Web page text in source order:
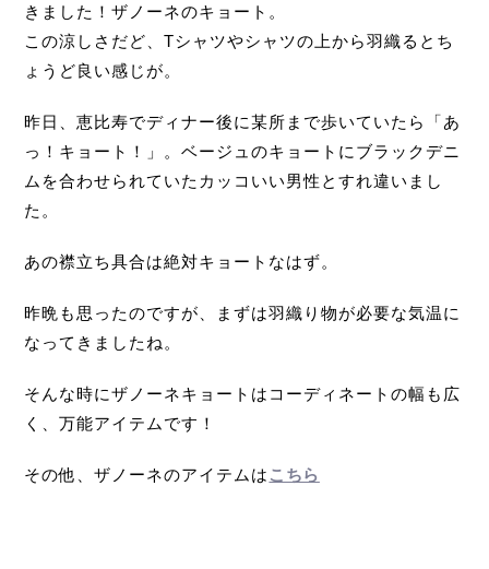
きました！ザノーネのキョート。
この涼しさだど、Tシャツやシャツの上から羽織るとち
ょうど良い感じが。
昨日、恵比寿でディナー後に某所まで歩いていたら「あ
っ！キョート！」。ベージュのキョートにブラックデニ
ムを合わせられていたカッコいい男性とすれ違いまし
た。
あの襟立ち具合は絶対キョートなはず。
昨晩も思ったのですが、まずは羽織り物が必要な気温に
なってきましたね。
そんな時にザノーネキョートはコーディネートの幅も広
く、万能アイテムです！
その他、ザノーネのアイテムは こちら